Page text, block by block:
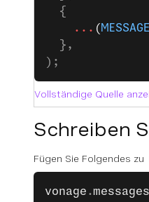
  {
    ...
(
  },
);
Vollständige Quelle
Schreiben
Fügen Sie Folgendes zu
vonage .messages